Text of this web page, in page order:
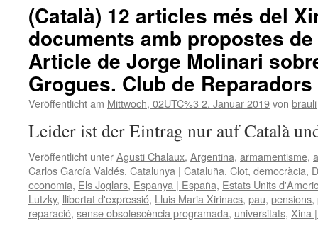
(Català) 12 articles més del
documents amb propostes de
Article de Jorge Molinari
Grogues. Club de Reparadors
Veröffentlicht am Mittwoch, 02UTC%3 2. Januar 2019von brauli
Leider ist der Eintrag nur auf Català
Veröffentlicht unterAgusti Chalaux, Argentina, armamentisme,
Carlos García Valdés, Catalunya | Cataluña, Clot, democràcia,
economia, Els Joglars, Espanya | España, Estats Units
Lutzky, llibertat d'expressió, Lluis Maria Xirinacs, pau, pensions,
reparació, sense obsolescència programada, universitats, Xina